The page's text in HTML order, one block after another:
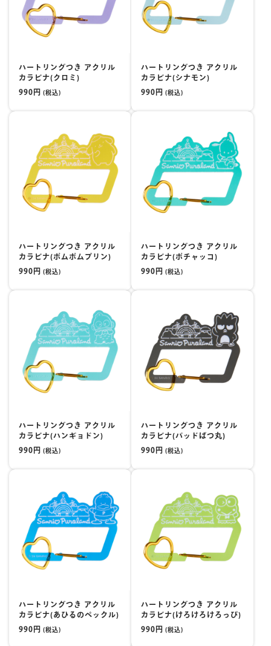
ハートリングつき アクリル
カラビナ(クロミ)
990円 (税込)
ハートリングつき アクリル
カラビナ(シナモン)
990円 (税込)
ハートリングつき アクリル
カラビナ(ポムポムプリン)
990円 (税込)
ハートリングつき アクリル
カラビナ(ポチャッコ)
990円 (税込)
ハートリングつき アクリル
カラビナ(ハンギョドン)
990円 (税込)
ハートリングつき アクリル
カラビナ(バッドばつ丸)
990円 (税込)
ハートリングつき アクリル
カラビナ(あひるのペックル)
990円 (税込)
ハートリングつき アクリル
カラビナ(けろけろけろっぴ)
990円 (税込)